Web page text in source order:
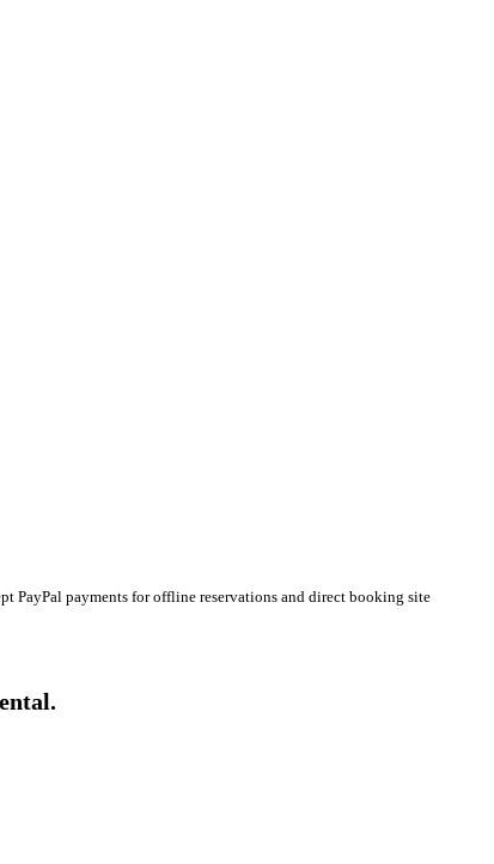
PayPal payments for offline reservations and direct booking site